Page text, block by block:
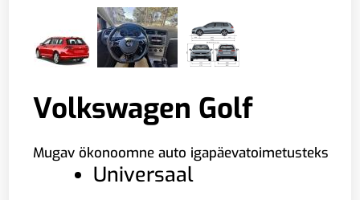
Volkswagen Golf
Mugav ökonoomne auto igapäevatoimetusteks
Universaal